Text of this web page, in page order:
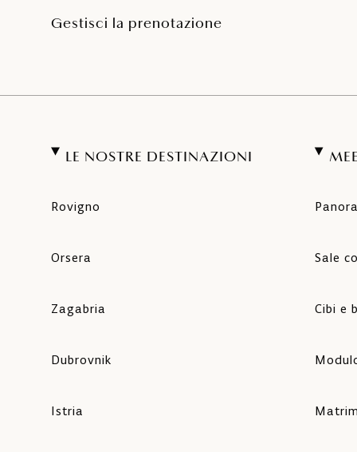
Gestisci la prenotazione
LE NOSTRE DESTINAZIONI
Rovigno
Orsera
Zagabria
Dubrovnik
Istria
Sale
Cibi e